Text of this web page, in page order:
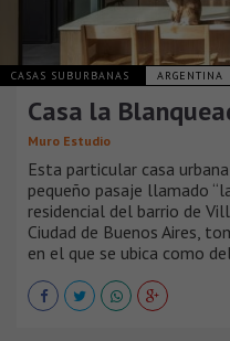
CASAS SUBURBANAS ARGENTINA
Casa la
Muro Estudio
Esta particular casa
pequeño pasaje llamado
residencial del barrio de
Ciudad de Buenos Aires,
en el que se ubica como